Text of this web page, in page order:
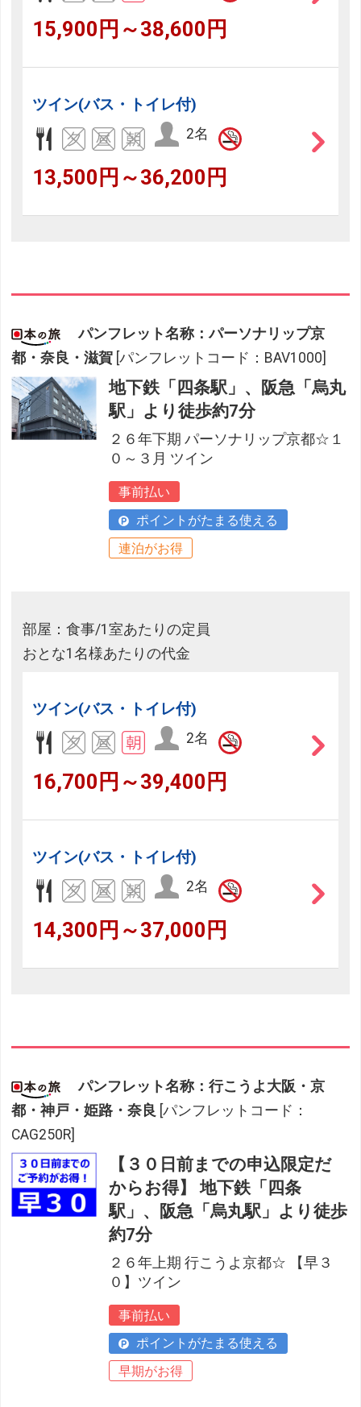
15,900円～38,600円
ツイン(バス・トイレ付)
2名
13,500円～36,200円
パンフレット名称：パーソナリップ京
都・奈良・滋賀 [パンフレットコード：BAV1000]
地下鉄「四条駅」、阪急「烏丸
駅」より徒歩約7分
２６年下期 パーソナリップ京都☆１
０～３月 ツイン
事前払い
ポイントがたまる使える
連泊がお得
部屋：食事/1室あたりの定員
おとな1名様あたりの代金
ツイン(バス・トイレ付)
2名
16,700円～39,400円
ツイン(バス・トイレ付)
2名
14,300円～37,000円
パンフレット名称：行こうよ大阪・京
都・神戸・姫路・奈良 [パンフレットコード：
CAG250R]
【３０日前までの申込限定だ
からお得】 地下鉄「四条
駅」、阪急「烏丸駅」より徒歩
約7分
２６年上期 行こうよ京都☆ 【早３
０】ツイン
事前払い
ポイントがたまる使える
早期がお得